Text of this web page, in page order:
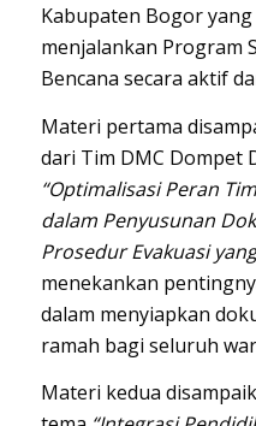
Kabupaten Bogor
menjalankan Program
Bencana secara aktif
Materi pertama
dari Tim DMC Dompet
“Optimalisasi Peran
dalam Penyusunan
Prosedur Evakuasi
menekankan
dalam menyiapkan
ramah bagi seluruh
Materi kedua